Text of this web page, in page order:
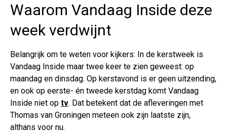
Waarom Vandaag Inside deze
week verdwijnt
Belangrijk om te weten voor kijkers: In de kerstweek is
Vandaag Inside maar twee keer te zien geweest: op
maandag en dinsdag. Op kerstavond is er geen uitzending,
en ook op eerste- én tweede kerstdag komt Vandaag
Inside niet op tv. Dat betekent dat de afleveringen met
Thomas van Groningen meteen ook zijn laatste zijn,
althans voor nu.